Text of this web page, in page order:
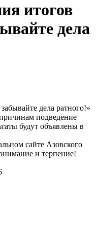
итогов
дела
дела ратного!»
подведение
будут объявлены в
сайте Азовского
и терпение!